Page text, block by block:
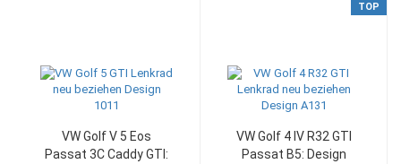
VW Golf V 5 Eos
Passat 3C Caddy GTI:
TOP
VW Golf 4 IV R32 GTI
Passat B5: Design